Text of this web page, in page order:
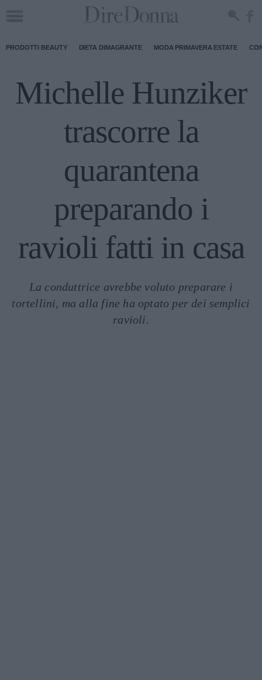
PRODOTTI BEAUTY DIETA DIMAGRANTE MODA PRIMAVERA ESTATE
Michelle Hunziker
trascorre la
quarantena
preparando i
ravioli fatti in casa
La conduttrice avrebbe voluto preparare i
tortellini, ma alla fine ha optato per dei semplici
ravioli.